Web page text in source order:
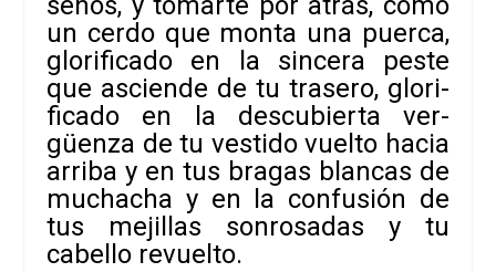
un cerdo que monta una puerca,
glo­ri­fi­cado en la sin­cera peste
que asciende de tu tra­sero, glo­ri­
fi­cado en la des­cu­bierta ver­
güenza de tu ves­tido vuelto hacia
arriba y en tus bra­gas blan­cas de
mucha­cha y en la con­fu­sión de
tus meji­llas son­ro­sa­das y tu
cabe­llo revuelto.